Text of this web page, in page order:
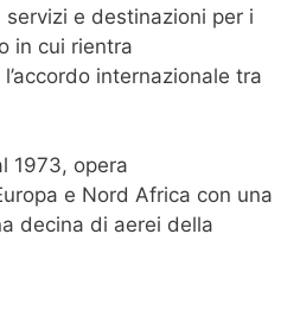
servizi e destinazioni per i
in cui rientra
internazionale tra
1973, opera
e Nord Africa con una
decina di aerei della